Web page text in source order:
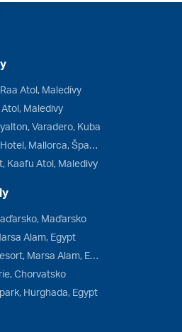
Atol, Maledivy
Maledivy
Varadero, Kuba
Iberostar Grand Portals Nous Hotel, Mallorca, Španělsko
Kaafu Atol, Maledivy
Maďarsko
Alam, Egypt
Dream Lagoon & Aqua Park Resort, Marsa Alam, Egypt
Chorvatsko
Hurghada, Egypt